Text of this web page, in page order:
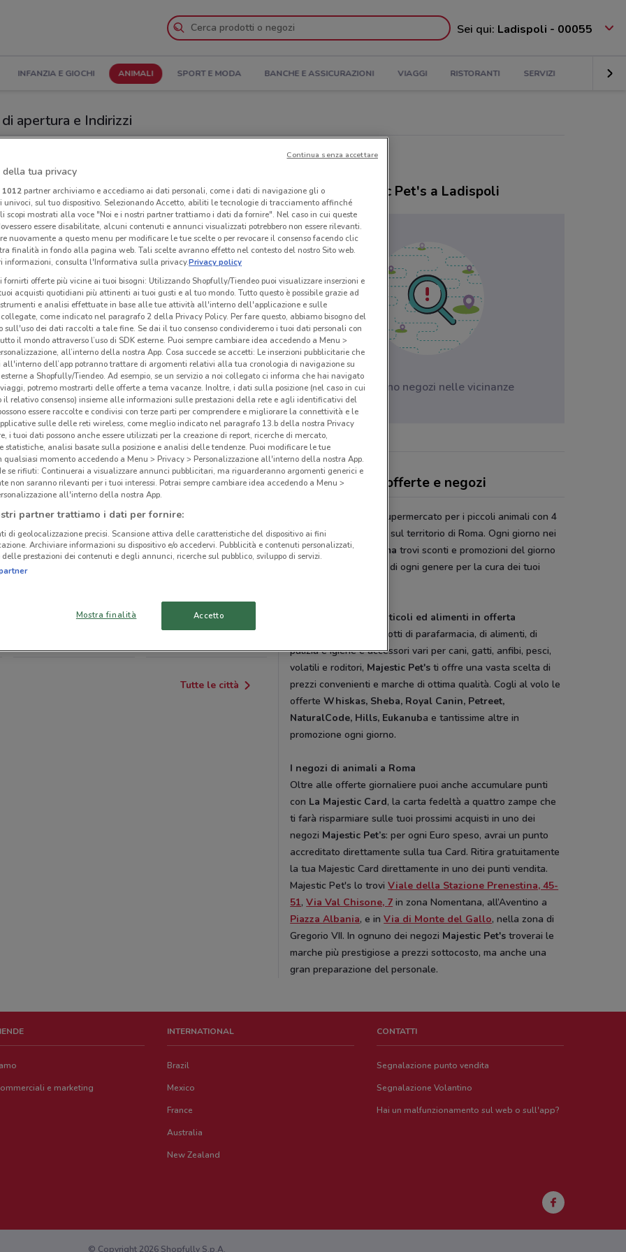
Sei qui: Ladispoli - 00055
INFANZIA E GIOCHI ANIMALI SPORT E MODA BANCHE E ASSICURAZIONI VIAGGI RISTORANTI SERVIZI
apertura e Indirizzi
volantini nella tua zona. Riprova più tardi.
FIUMICINO CIVITAVECCHIA
MONTEROTONDO CIAMPINO
MONTECELIO
Tutte le città
Negozi Majestic Pet's a Ladispoli
Non ci sono negozi nelle vicinanze
Majestic Pet's, offerte e negozi
è è il supermercato per i piccoli animali con 4
punti venditi distribuiti sul territorio di Roma. Ogni giorno nei
4 punti vendita di
Roma trovi sconti e promozioni del giorno
per comprare prodotti di ogni genere per la cura dei tuoi
Animali domestici, articoli ed alimenti in offerta
Se stai cercando prodotti di parafarmacia, di alimenti, di
pulizia e igiene e accessori vari per cani, gatti, anfibi, pesci,
volatili e roditori, Majestic Pet's ti offre una vasta scelta di
prezzi convenienti e marche di ottima qualità. Cogli al volo le
offerteWhiskas, Sheba, Royal Canin, Petreet,
NaturalCode, Hills, Eukanuba e tantissime altre in
promozione ogni giorno.
I negozi di animali a Roma
Oltre alle offerte giornaliere puoi anche accumulare punti
con La Majestic Card, la carta fedeltà a quattro zampe che
ti farà risparmiare sulle tuoi prossimi acquisti in uno dei
negozi Majestic Pet’s: per ogni Euro speso, avrai un punto
accreditato direttamente sulla tua Card. Ritira gratuitamente
la tua Majestic Card direttamente in uno dei punti vendita.
Majestic Pet's lo troviViale della Stazione Prenestina, 45-
51,Via Val Chisone, 7 in zona Nomentana, all’Aventino a
Piazza Albania, e inVia di Monte del Gallo, nella zona di
Gregorio VII. In ognuno dei negozi Majestic Pet's troverai le
marche più prestigiose a prezzi sottocosto, ma anche una
gran preparazione del personale.
e marketing
INTERNATIONAL
Brazil
Mexico
France
Australia
New Zealand
CONTATTI
Segnalazione punto vendita
Segnalazione Volantino
Hai un malfunzionamento sul web o sull'app?
© Copyright 2026 Shopfully S.p.A.
della tua privacy
1012partner archiviamo e accediamo ai dati personali, come i dati di navigazione gli o
sul tuo dispositivo. Selezionando Accetto, abiliti le tecnologie di tracciamento affinché
scopi mostrati alla voce "Noi e i nostri partner trattiamo i dati da fornire". Nel caso in cui queste
essere disabilitate, alcuni contenuti e annunci visualizzati potrebbero non essere rilevanti.
nuovamente a questo menu per modificare le tue scelte o per revocare il consenso facendo clic
finalità in fondo alla pagina web. Tali scelte avranno effetto nel contesto del nostro Sito web.
informazioni, consulta l'Informativa sulla privacy.Privacy policy
fornirti offerte più vicine ai tuoi bisogni: Utilizzando Shopfully/Tiendeo puoi visualizzare inserzioni e
acquisti quotidiani più attinenti ai tuoi gusti e al tuo mondo. Tutto questo è possibile grazie ad
e analisi effettuate in base alle tue attività all'interno dell'applicazione e sulle
come indicato nel paragrafo 2 della Privacy Policy. Per fare questo, abbiamo bisogno del
sull'uso dei dati raccolti a tale fine. Se dai il tuo consenso condivideremo i tuoi dati personali con
il mondo attraverso l’uso di SDK esterne. Puoi sempre cambiare idea accedendo a Menu >
all’interno della nostra App. Cosa succede se accetti: Le inserzioni pubblicitarie che
all'interno dell’app potranno trattare di argomenti relativi alla tua cronologia di navigazione su
a Shopfully/Tiendeo. Ad esempio, se un servizio a noi collegato ci informa che hai navigato
potremo mostrarti delle offerte a tema vacanze. Inoltre, i dati sulla posizione (nel caso in cui
il relativo consenso) insieme alle informazioni sulle prestazioni della rete e agli identificativi del
essere raccolte e condivisi con terze parti per comprendere e migliorare la connettività e le
sulle delle reti wireless, come meglio indicato nel paragrafo 13.b della nostra Privacy
i tuoi dati possono anche essere utilizzati per la creazione di report, ricerche di mercato,
statistiche, analisi basate sulla posizione e analisi delle tendenze. Puoi modificare le tue
qualsiasi momento accedendo a Menu > Privacy > Personalizzazione all'interno della nostra App.
se rifiuti: Continuerai a visualizzare annunci pubblicitari, ma riguarderanno argomenti generici e
non saranno rilevanti per i tuoi interessi. Potrai sempre cambiare idea accedendo a Menu >
all'interno della nostra App.
partner trattiamo i dati per fornire:
di geolocalizzazione precisi. Scansione attiva delle caratteristiche del dispositivo ai fini
Archiviare informazioni su dispositivo e/o accedervi. Pubblicità e contenuti personalizzati,
prestazioni dei contenuti e degli annunci, ricerche sul pubblico, sviluppo di servizi.
Mostra finalità Accetto
Continua senza accettare